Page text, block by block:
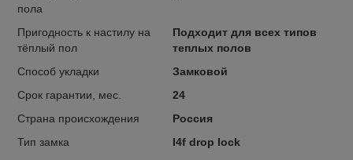
пола
Пригодность к настилу на
тёплый пол
Подходит для всех типов
теплых полов
Способ укладки
Замковой
Срок гарантии, мес.
24
Страна происхождения
Россия
Тип замка
I4f drop lock